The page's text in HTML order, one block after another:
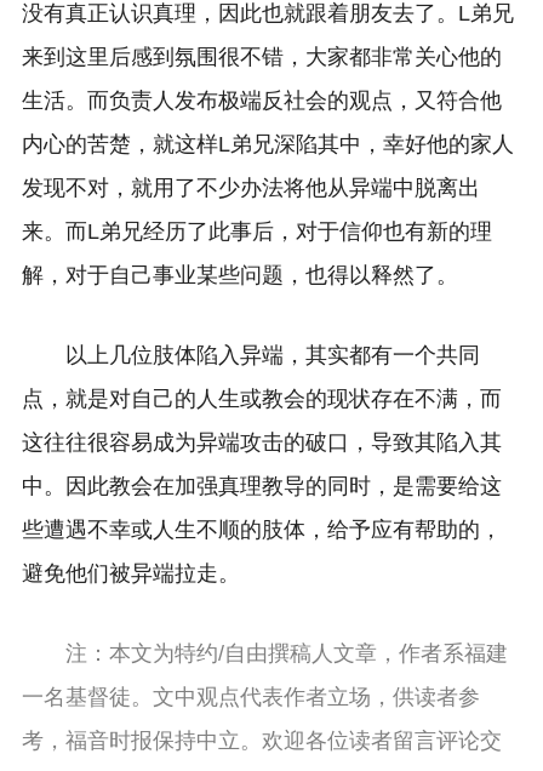
没有真正认识真理，因此也就跟着朋友去了。L弟兄
来到这里后感到氛围很不错，大家都非常关心他的
生活。而负责人发布极端反社会的观点，又符合他
内心的苦楚，就这样L弟兄深陷其中，幸好他的家人
发现不对，就用了不少办法将他从异端中脱离出
来。而L弟兄经历了此事后，对于信仰也有新的理
解，对于自己事业某些问题，也得以释然了。
以上几位肢体陷入异端，其实都有一个共同
点，就是对自己的人生或教会的现状存在不满，而
这往往很容易成为异端攻击的破口，导致其陷入其
中。因此教会在加强真理教导的同时，是需要给这
些遭遇不幸或人生不顺的肢体，给予应有帮助的，
避免他们被异端拉走。
注：本文为特约/自由撰稿人文章，作者系福建
一名基督徒。文中观点代表作者立场，供读者参
考，福音时报保持中立。欢迎各位读者留言评论交